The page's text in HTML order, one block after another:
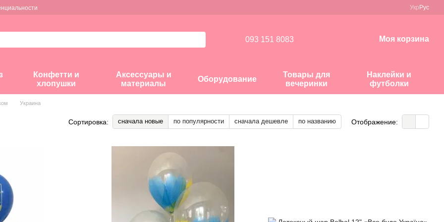
Укр Рус
093 151 8083 Моя корзина
Конфетти и
хлопушки
Аксессуары и
материалы
Оборудование
Товары для
вечеринки
Наклейки и
футболки
Украина
Сортировка: сначала новые по популярности сначала дешевле по названию Отображение: